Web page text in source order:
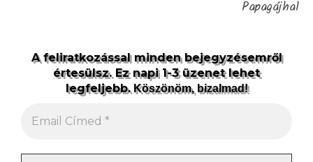
Papagájhal
A feliratkozással minden bejegyzésemről
értesülsz. Ez napi 1-3 üzenet lehet
legfeljebb.Köszönöm, bizalmad!